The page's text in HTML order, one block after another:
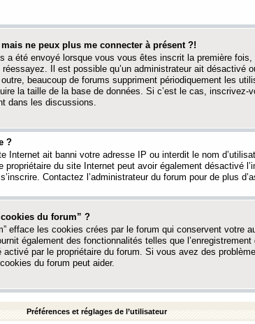
ne peux plus me connecter à présent ?!
a été envoyé lorsque vous vous êtes inscrit la première
Il est possible qu’un administrateur ait désactivé
beaucoup de forums suppriment périodiquement les
la taille de la base de données. Si c’est le cas, inscrivez-
dans les discussions.
?
Internet ait banni votre adresse IP ou interdit le nom
du site Internet peut avoir également désactivé
Contactez l’administrateur du forum pour de plus
du forum” ?
efface les cookies crées par le forum qui conservent votre
également des fonctionnalités telles que l’enregistrement
par le propriétaire du forum. Si vous avez des
du forum peut aider.
Préférences et réglages de l’utilisateur